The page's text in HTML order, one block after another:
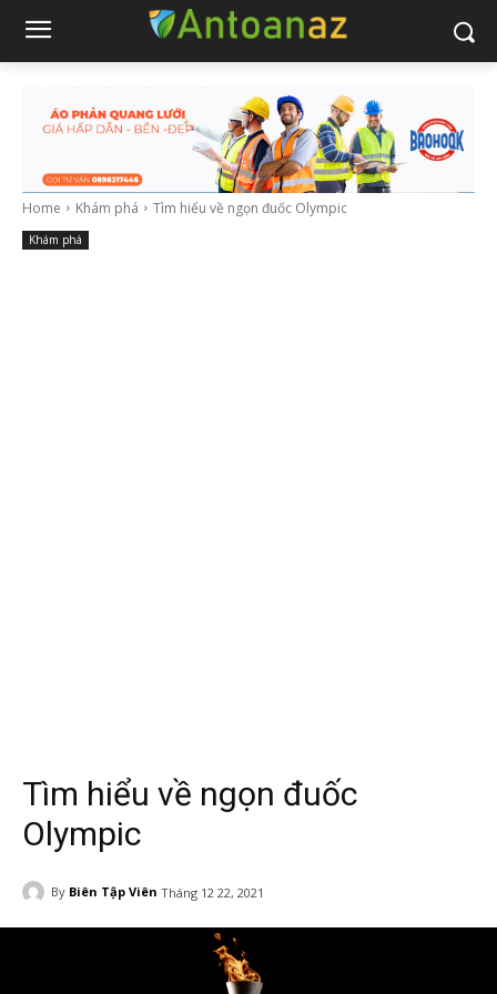
Home Khám phá Tìm hiểu về ngọn đuốc Olympic
Khám phá
Tìm hiểu về ngọn đuốc
Olympic
By Biên Tập Viên Tháng 12 22, 2021